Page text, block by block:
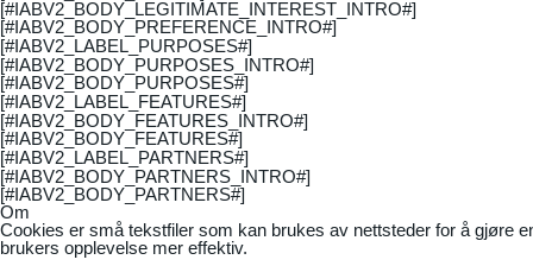
[#IABV2_BODY_LEGITIMATE_INTEREST_INTRO#]
[#IABV2_BODY_PREFERENCE_INTRO#]
[#IABV2_LABEL_PURPOSES#]
[#IABV2_BODY_PURPOSES_INTRO#]
[#IABV2_BODY_PURPOSES#]
[#IABV2_LABEL_FEATURES#]
[#IABV2_BODY_FEATURES_INTRO#]
[#IABV2_BODY_FEATURES#]
[#IABV2_LABEL_PARTNERS#]
[#IABV2_BODY_PARTNERS_INTRO#]
[#IABV2_BODY_PARTNERS#]
Om
Cookies er små tekstfiler som kan brukes av nettsteder for å gjøre
brukers opplevelse mer effektiv.